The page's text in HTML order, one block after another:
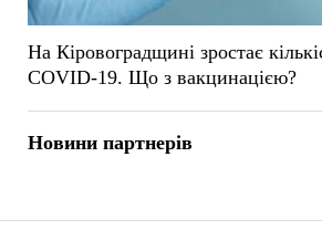
На Кіровоградщині зростає
COVID-19. Що з вакцинацією?
Новини партнерів